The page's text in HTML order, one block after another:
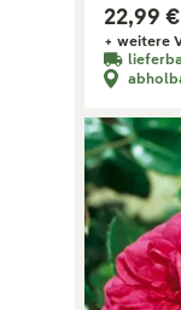
22,99 €
+ weitere